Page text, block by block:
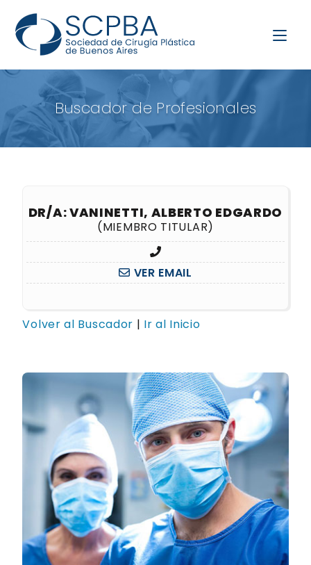
Buscador de Profesionales
DR/A: VANINETTI, ALBERTO EDGARDO
(MIEMBRO TITULAR)
VER EMAIL
Volver al Buscador | Ir al Inicio